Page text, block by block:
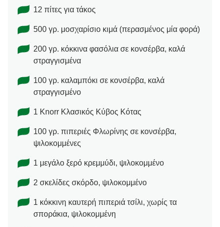
12 πίτες για τάκος
500 γρ. μοσχαρίσιο κιμά (περασμένος μία φορά)
200 γρ. κόκκινα φασόλια σε κονσέρβα, καλά
στραγγισμένα
100 γρ. καλαμπόκι σε κονσέρβα, καλά
στραγγισμένο
1 Knorr Κλασικός Κύβος Κότας
100 γρ. πιπεριές Φλωρίνης σε κονσέρβα,
ψιλοκομμένες
1 μεγάλο ξερό κρεμμύδι, ψιλοκομμένο
2 σκελίδες σκόρδο, ψιλοκομμένο
1 κόκκινη καυτερή πιπεριά τσίλι, χωρίς τα
σποράκια, ψιλοκομμένη